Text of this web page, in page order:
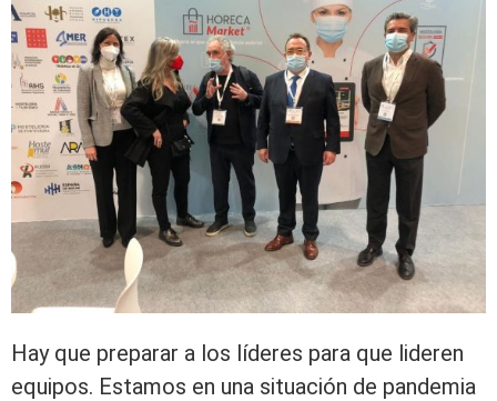
Hay que preparar a los líderes para que lideren
equipos. Estamos en una situación de pandemia